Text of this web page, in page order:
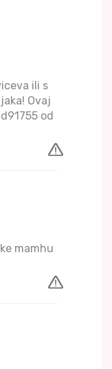
ili s
Ovaj
od
mamhu